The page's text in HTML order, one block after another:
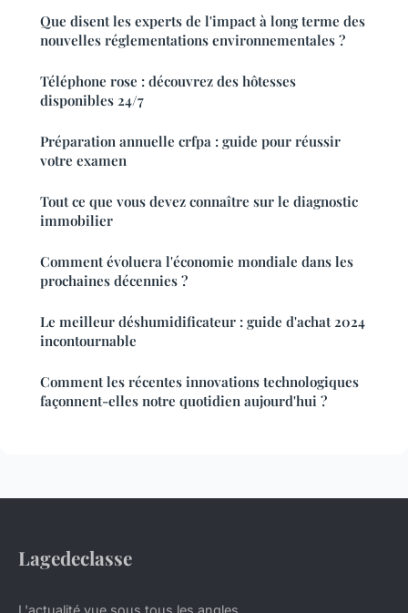
Que disent les experts de l'impact à long terme des
nouvelles réglementations environnementales ?
Téléphone rose : découvrez des hôtesses
disponibles 24/7
Préparation annuelle crfpa : guide pour réussir
votre examen
Tout ce que vous devez connaître sur le diagnostic
immobilier
Comment évoluera l'économie mondiale dans les
prochaines décennies ?
Le meilleur déshumidificateur : guide d'achat 2024
incontournable
Comment les récentes innovations technologiques
façonnent-elles notre quotidien aujourd'hui ?
Lagedeclasse